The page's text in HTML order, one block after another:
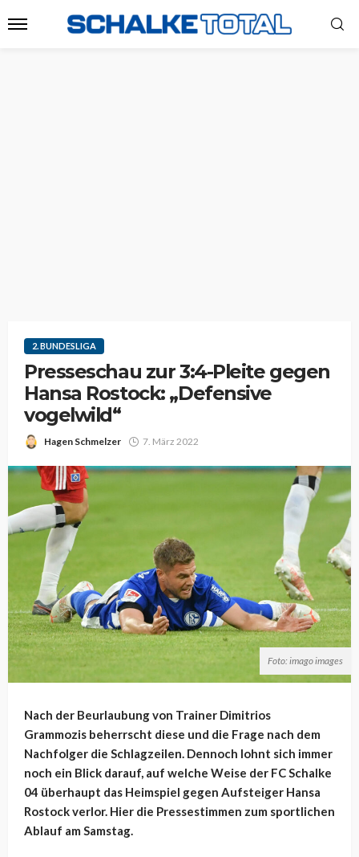
2. BUNDESLIGA
Presseschau zur 3:4-Pleite gegen
Hansa Rostock: „Defensive
vogelwild“
Hagen Schmelzer 7. März 2022
Foto: imago images
Nach der Beurlaubung von Trainer Dimitrios
Grammozis beherrscht diese und die Frage nach dem
Nachfolger die Schlagzeilen. Dennoch lohnt sich immer
noch ein Blick darauf, auf welche Weise der FC Schalke
04 überhaupt das Heimspiel gegen Aufsteiger Hansa
Rostock verlor. Hier die Pressestimmen zum sportlichen
Ablauf am Samstag.